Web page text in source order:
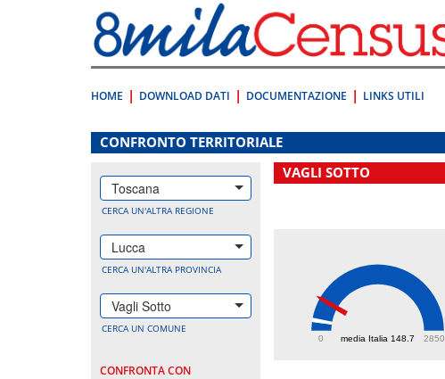
direttamente
a:
Contenuto
HOME DOWNLOAD DATI DOCUMENTAZIONE LINKS UTILI
.
CONFRONTO TERRITORIALE
Toscana
CERCA UN'ALTRA REGIONE
Lucca
CERCA UN'ALTRA PROVINCIA
Vagli Sotto
CERCA UN COMUNE
CONFRONTA CON
VAGLI SOTTO
media Italia 148.7
0 2850